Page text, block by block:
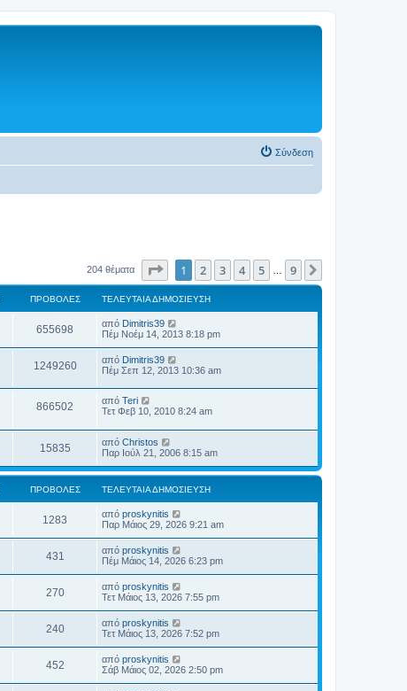
Σύνδεση
204 θέματα Σελίδα1 από 9
1 2 3 4 5 9
ΠΡΟΒΟΛΈΣ ΤΕΛΕΥΤΑΊΑ ΔΗΜΟΣΊΕΥΣΗ
655698 από Dimitris39
Πέμ Νοέμ 14, 2013 8:18 pm
1249260 από Dimitris39
Πέμ Σεπ 12, 2013 10:36 am
866502 από Teri
Τετ Φεβ 10, 2010 8:24 am
15835 από Christos
Παρ Ιούλ 21, 2006 8:15 am
ΠΡΟΒΟΛΈΣ ΤΕΛΕΥΤΑΊΑ ΔΗΜΟΣΊΕΥΣΗ
1283 από proskynitis
Παρ Μάιος 29, 2026 9:21 am
431 από proskynitis
Πέμ Μάιος 14, 2026 6:23 pm
270 από proskynitis
Τετ Μάιος 13, 2026 7:55 pm
240 από proskynitis
Τετ Μάιος 13, 2026 7:52 pm
452 από proskynitis
Σάβ Μάιος 02, 2026 2:50 pm